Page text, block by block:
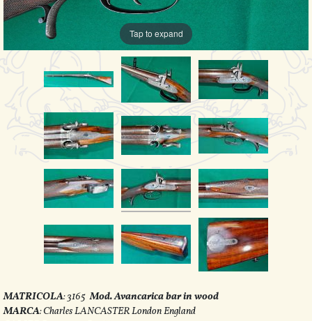
MATRICOLA: 3165Mod. Avancarica bar in wood
MARCA: Charles LANCASTER London England
Tap to expand